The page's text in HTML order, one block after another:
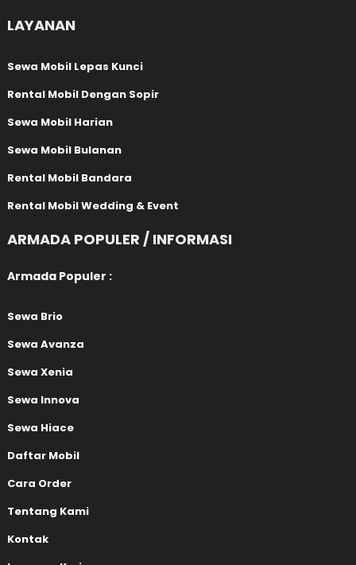
LAYANAN
Sewa Mobil Lepas Kunci
Rental Mobil Dengan Sopir
Sewa Mobil Harian
Sewa Mobil Bulanan
Rental Mobil Bandara
Rental Mobil Wedding & Event
ARMADA POPULER / INFORMASI
Armada Populer :
Sewa Brio
Sewa Avanza
Sewa Xenia
Sewa Innova
Sewa Hiace
Daftar Mobil
Cara Order
Tentang Kami
Kontak